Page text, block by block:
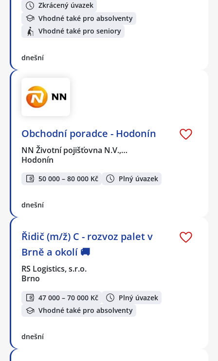
Zkrácený úvazek
Vhodné také pro absolventy
Vhodné také pro seniory
dnešní
Obchodní poradce - Hodonín
NN Životní pojišťovna N.V.,…
Hodonín
50 000 – 80 000 Kč Plný úvazek
dnešní
Řidič (m/ž) C - rozvoz palet v
Brně a okolí 🚚
RS Logistics, s.r.o.
Brno
47 000 – 70 000 Kč
Plný úvazek
Vhodné také pro absolventy
dnešní